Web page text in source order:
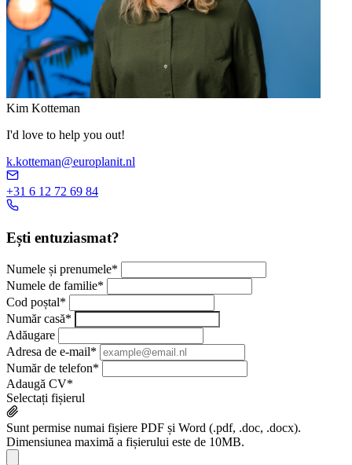
Kim Kotteman
I'd love to help you out!
k.kotteman@europlanit.nl
+31 6 12 72 69 84
Ești entuziasmat?
Numele și prenumele*
Numele de familie*
Cod poștal*
Număr casă*
Adăugare
Adresa de e-mail*
Număr de telefon*
Adaugă CV*
Selectați fișierul
Sunt permise numai fișiere PDF și Word (.pdf, .doc, .docx).
Dimensiunea maximă a fișierului este de 10MB.